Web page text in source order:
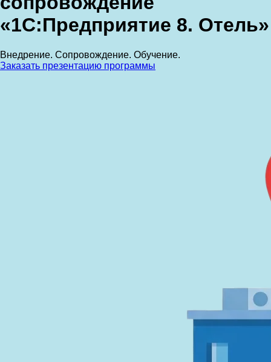
«1С:Предприятие 8. Отель»
Внедрение. Сопровождение. Обучение.
Заказать презентацию программы